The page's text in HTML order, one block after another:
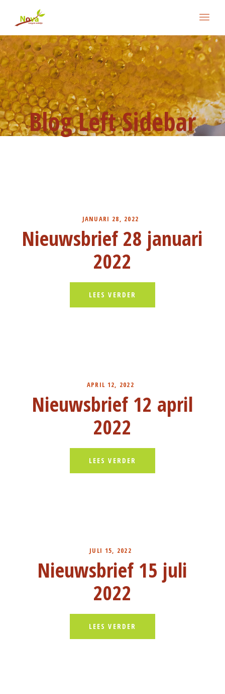
Blog Left Sidebar
JANUARI 28, 2022
Nieuwsbrief 28 januari
2022
LEES VERDER
APRIL 12, 2022
Nieuwsbrief 12 april
2022
LEES VERDER
JULI 15, 2022
Nieuwsbrief 15 juli
2022
LEES VERDER